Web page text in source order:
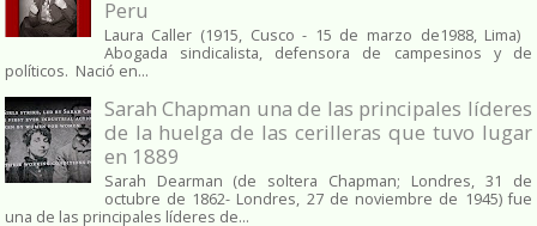
Peru
Laura Caller (1915, Cusco - 15 de marzo de1988, Lima)
Abogada sindicalista, defensora de campesinos y de
políticos. Nació en...
Sarah Chapman una de las principales líderes
de la huelga de las cerilleras que tuvo lugar
en 1889
Sarah Dearman (de soltera Chapman; Londres, 31 de
octubre de 1862​- Londres, 27 de noviembre de 1945)​ fue
una de las principales líderes de...